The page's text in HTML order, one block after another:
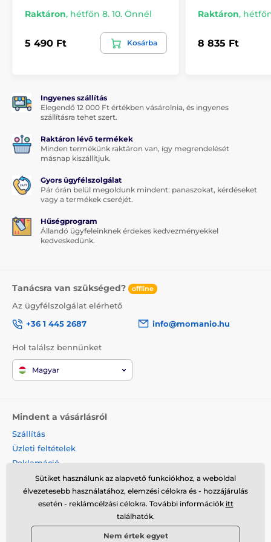
Raktáron, hétfőn 8. 10. Önnél
5 490 Ft Kosárba
Raktáron,
8 835 Ft
Ingyenes szállítás
Elegendő 12 000 Ft értékben vásárolnia, és ingyenes
szállításra tehet szert.
Raktáron lévő termékek
Minden termékünk raktáron van, így megrendelését
másnap kiszállítjuk.
Gyors ügyfélszolgálat
Pár órán belül megoldunk mindent: panaszokat, kérdéseket
vagy a termékek cseréjét.
Hűségprogram
Állandó ügyfeleinknek érdekes kedvezményekkel
kedveskedünk.
Tanácsra van szükséged? offline
Az ügyfélszolgálat elérhető
+36 1 445 2687
info@momanio.hu
Hol találsz bennünket
Magyar
Mindent a vásárlásról
Szállítás
Üzleti feltételek
Reklamáció
Termék visszaküldése
Termék cseréje
Cookies
Sütiket használunk az alapvető funkciókhoz, a weboldal
élvezetesebb használatához, elemzési célokra és - hozzájárulás
esetén - reklámcélzási célokra. További információk itt
találhatók.
Nem értek egyet